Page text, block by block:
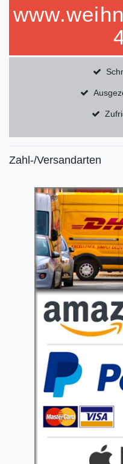
Zahl-/Versandarten